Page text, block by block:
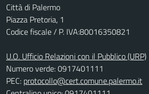
Città di Palermo
Piazza Pretoria, 1
Codice fiscale / P. IVA:80016350821
U.O. Ufficio Relazioni con il Pubblico (URP)
Numero verde: 0917401111
PEC: protocollo@cert.comune.palermo.it